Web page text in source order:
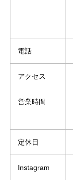
電話
アクセス
営業時間
定休日
Instagram